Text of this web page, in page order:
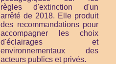
règles d'extinction d'un
arrêté de 2018. Elle produit
des recommandations pour
accompagner les choix
d'éclairages et
environnementaux des
acteurs publics et privés.